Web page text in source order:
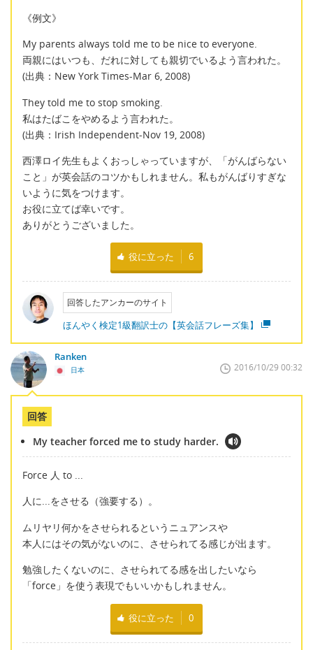
《例文》
My parents always told me to be nice to everyone.
両親にはいつも、だれに対しても親切でいるよう言われた。
(出典：New York Times-Mar 6, 2008)
They told me to stop smoking.
私はたばこをやめるよう言われた。
(出典：Irish Independent-Nov 19, 2008)
西澤ロイ先生もよくおっしゃっていますが、「がんばらない
こと」が英会話のコツかもしれません。私もがんばりすぎな
いように気をつけます。
お役に立てば幸いです。
ありがとうございました。
役に立った 6
回答したアンカーのサイト
ほんやく検定1級翻訳士の【英会話フレーズ集】
Ranken
日本 2016/10/29 00:32
回答
My teacher forced me to study harder.
Force 人 to ...
人に...をさせる（強要する）。
ムリヤリ何かをさせられるというニュアンスや
本人にはその気がないのに、させられてる感じが出ます。
勉強したくないのに、させられてる感を出したいなら
「force」を使う表現でもいいかもしれません。
役に立った 0